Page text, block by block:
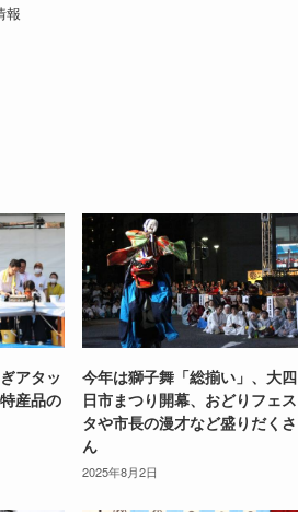
報
アタッ
産品の
今年は獅子舞「総揃い」、大四
日市まつり開幕、おどりフェス
タや市長の漫才など盛りだくさ
ん
2025年8月2日